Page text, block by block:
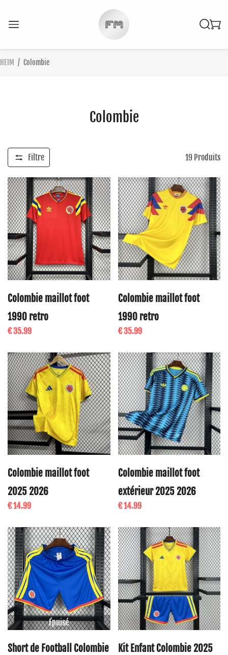
HEIM / Colombie
Colombie
Filtre 19 Produits
Colombie maillot foot
1990 retro
€ 35.99
Colombie maillot foot
1990 retro
€ 35.99
Colombie maillot foot
2025 2026
€ 14.99
Colombie maillot foot
extérieur 2025 2026
€ 14.99
Épuisé
Short de Football Colombie
Kit Enfant Colombie 2025